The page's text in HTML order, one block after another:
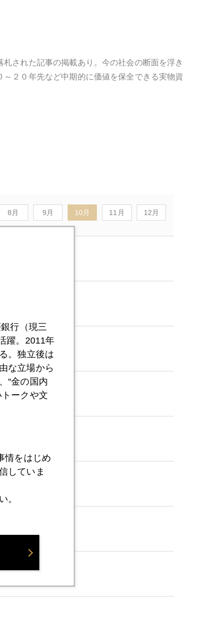
された記事の掲載あり。今の社会の断面を浮き
２０年先など中期的に価値を保全できる実物資
8月 9月 10月 11月 12月
行（現三
躍。2011年
。独立後は
な立場から
“金の国内
ークや文
情をはじめ
していま
。